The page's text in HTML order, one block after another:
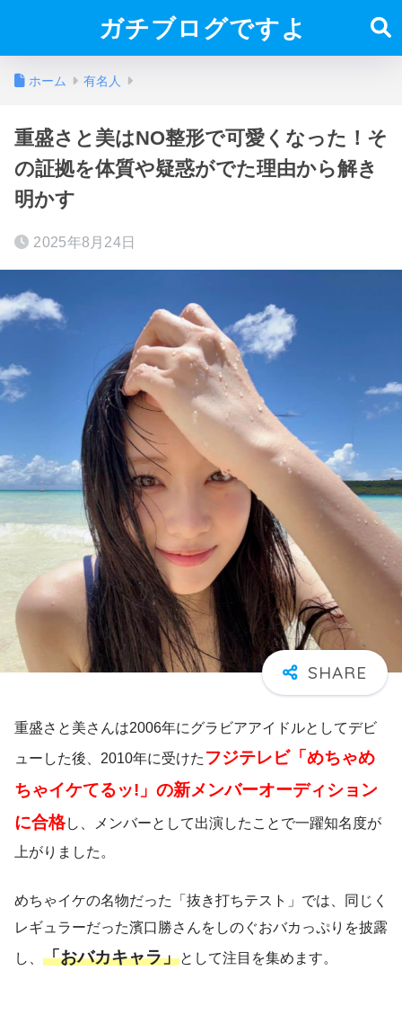
ガチブログですよ
ホーム 有名人
重盛さと美はNO整形で可愛くなった！そ
の証拠を体質や疑惑がでた理由から解き
明かす
2025年8月24日
重盛さと美さんは2006年にグラビアアイドルとしてデビ
ューした後、2010年に受けた フジテレビ「めちゃめ
ちゃイケてるッ!」の新メンバーオーディション
に合格し、メンバーとして出演したことで一躍知名度が
上がりました。
めちゃイケの名物だった「抜き打ちテスト」では、同じく
レギュラーだった濱口勝さんをしのぐおバカっぷりを披露
し、 「おバカキャラ」として注目を集めます。